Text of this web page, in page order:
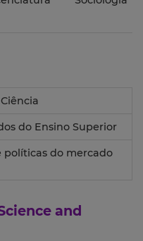
do Ensino Superior
políticas do mercado
and